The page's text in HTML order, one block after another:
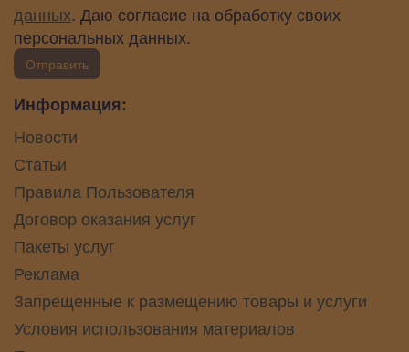
данных. Даю согласие на обработку своих
персональных данных.
Отправить
Информация:
Новости
Статьи
Правила Пользователя
Договор оказания услуг
Пакеты услуг
Реклама
Запрещенные к размещению товары и услуги
Условия использования материалов